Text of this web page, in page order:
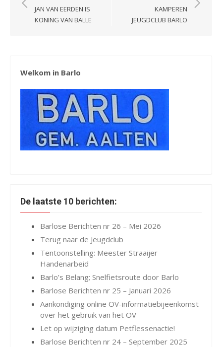
navigatie
JAN VAN EERDEN IS
KONING VAN BALLE
KAMPEREN
JEUGDCLUB BARLO
Welkom in Barlo
De laatste 10 berichten:
Barlose Berichten nr 26 – Mei 2026
Terug naar de Jeugdclub
Tentoonstelling: Meester Straaijer
Handenarbeid
Barlo’s Belang; Snelfietsroute door Barlo
Barlose Berichten nr 25 – Januari 2026
Aankondiging online OV-informatiebijeenkomst
over het gebruik van het OV
Let op wijziging datum Petflessenactie!
Barlose Berichten nr 24 – September 2025